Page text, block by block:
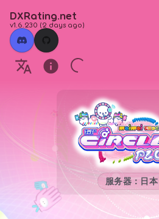
DXRating.net
v1.6.230 (2 days ago)
服务器：日本